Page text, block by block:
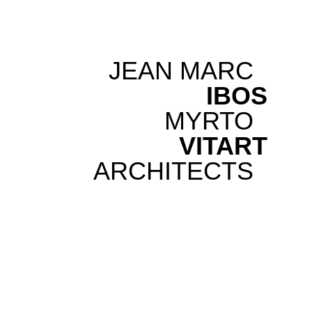
JEAN MARC
IBOS
MYRTO
VITART
ARCHITECTS